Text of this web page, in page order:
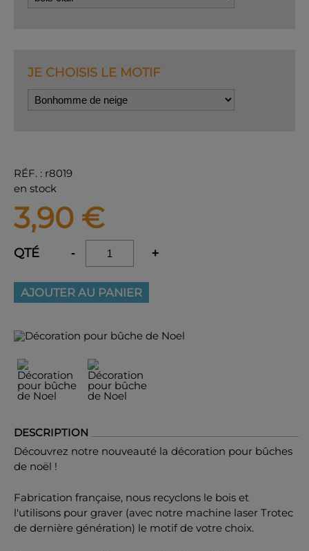
JE CHOISIS LE MOTIF
RÉF. : r8019
en stock
3,90 €
QTÉ - +
AJOUTER AU PANIER
DESCRIPTION
Découvrez notre nouveauté la décoration pour bûches
de noël !
Fabrication française, nous recyclons le bois et
l'utilisons pour graver (avec notre machine laser Trotec
de dernière génération) le motif de votre choix.